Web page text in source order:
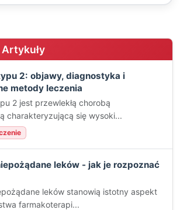
2: objawy, diagnostyka i
metody leczenia
2 jest przewlekłą chorobą
charakteryzującą się wysoki...
leków - jak je rozpoznać
leków stanowią istotny aspekt
farmakoterapi...